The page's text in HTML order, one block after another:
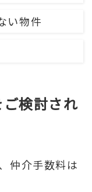
い物件
検討され
仲介手数料は